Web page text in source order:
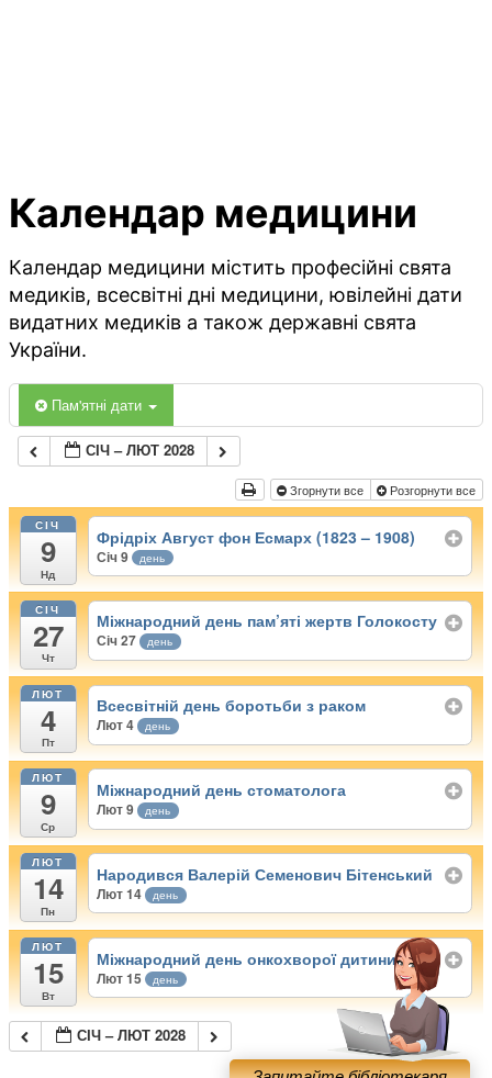
Календар медицини
Календар медицини містить професійні свята
медиків, всесвітні дні медицини, ювілейні дати
видатних медиків а також державні свята
України.
Пам'ятні дати
СІЧ – ЛЮТ 2028
Згорнути все Розгорнути все
СІЧ
9
Нд
Фрідріх Август фон Есмарх (1823 – 1908)
Січ 9 день
СІЧ
27
Чт
Міжнародний день пам’яті жертв Голокосту
Січ 27 день
ЛЮТ
4
Пт
Всесвітній день боротьби з раком
Лют 4 день
ЛЮТ
9
Ср
Міжнародний день стоматолога
Лют 9 день
ЛЮТ
14
Пн
Народився Валерій Семенович Бітенський
Лют 14 день
ЛЮТ
15
Вт
Міжнародний день онкохворої дитини
Лют 15 день
СІЧ – ЛЮТ 2028